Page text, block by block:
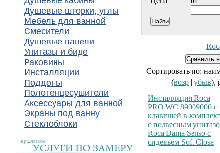
Душевые шторки, углы
Мебель для ванной
Смесители
Душевые панели
Унитазы и биде
Раковины
Инсталляции
Поддоны
Полотенцесушители
Аксессуары для ванной
Экраны под ванну
Стеклоблоки
Сортировать по:
(возр | убыв),
Инсталляция Roca
PRO WC 89009000 с
клавишей в
с подвесным
Roca Dama Senso с
сиденьем Soft Close